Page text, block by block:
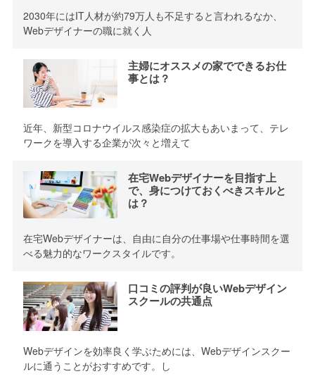
2030年にはIT人材が約79万人も不足すると言われるなか、
Webデザイナーの職に就く人
主婦にオススメの家でできるお仕
事とは？
近年、新型コロナウイルス感染症の拡大もあいまって、テレ
ワークを導入する企業が次々と増えて
在宅Webデザイナーを目指す上
で、身につけておくべきスキルと
は？
在宅Webデザイナーは、自由に自分の仕事場や仕事時間を選
べる魅力的なワークスタイルです。
口コミの評判が良いWebデザイン
スクールの共通点
Webデザインを効率良く学ぶためには、Webデザインスクー
ルに通うことがおすすめです。し